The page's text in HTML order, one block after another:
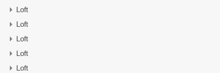
Loft
Loft
Loft
Loft
Loft